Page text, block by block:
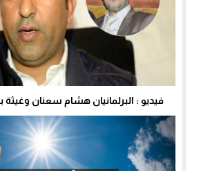
فيديو : البرلمانيان هشام سعنان وغيثة